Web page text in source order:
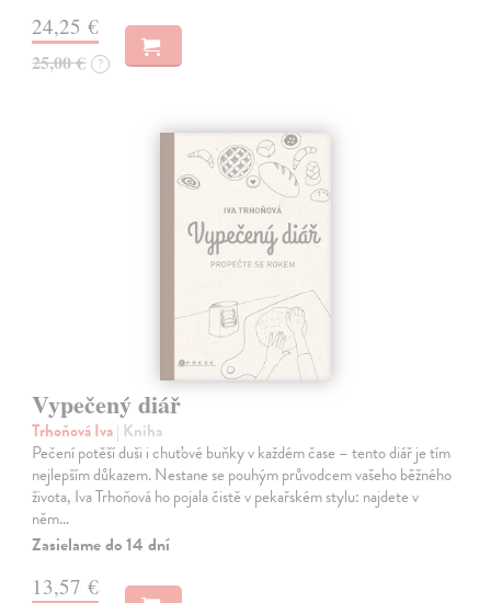
24,25 €
25,00 € ?
Vypečený diář
Trhoňová Iva| Kniha
Pečení potěší duši i chuťové buňky v každém čase – tento diář je tím
nejlepším důkazem. Nestane se pouhým průvodcem vašeho běžného
života, Iva Trhoňová ho pojala čistě v pekařském stylu: najdete v
něm…
Zasielame do 14 dní
13,57 €